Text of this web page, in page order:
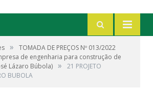
»
TOMADA DE PREÇOS Nº 013/2022
de engenharia para construção de
Lázaro Búbola) »
21 PROJETO
BUBOLA